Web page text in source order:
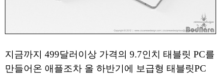
지금까지 499달러이상 가격의 9.7인치 태블릿 PC를
만들어온 애플조차 올 하반기에 보급형 태블릿PC